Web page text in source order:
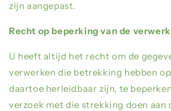
zijn aangepast.
Recht op beperking van de
U heeft altijd het recht om de
verwerken die betrekking hebben
daartoe herleidbaar zijn, te
verzoek met die strekking doen aan